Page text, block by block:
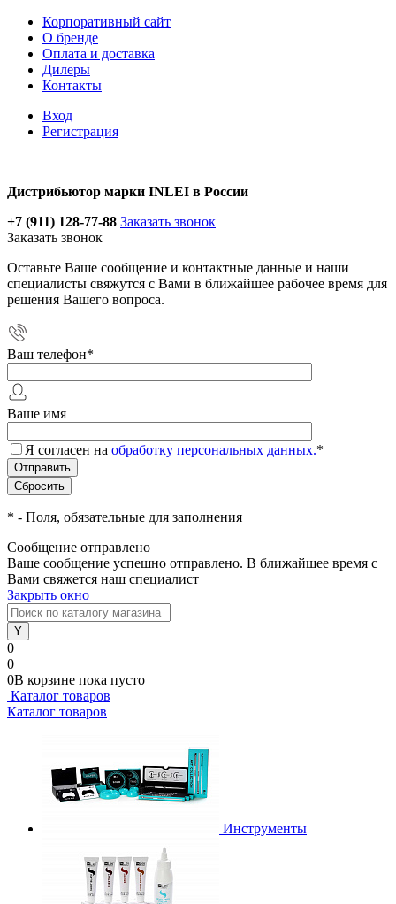
Корпоративный сайт
О бренде
Оплата и доставка
Дилеры
Контакты
Вход
Регистрация
Дистрибьютор марки INLEI в России
+7 (911) 128-77-88 Заказать звонок
Заказать звонок
Оставьте Ваше сообщение и контактные данные и наши
специалисты свяжутся с Вами в ближайшее рабочее время для
решения Вашего вопроса.
Ваш телефон*
Ваше имя
Я согласен на обработку персональных данных.*
* - Поля, обязательные для заполнения
Сообщение отправлено
Ваше сообщение успешно отправлено. В ближайшее время с
Вами свяжется наш специалист
Закрыть окно
0
0
0В корзине пока пусто
Каталог товаров
Каталог товаров
Инструменты